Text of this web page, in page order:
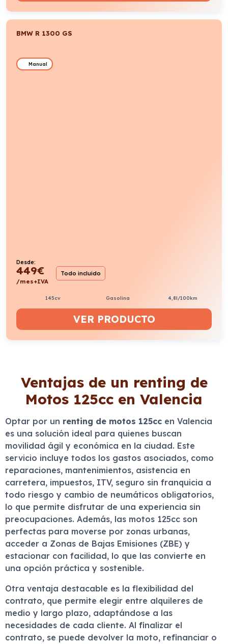
BMW R 1300 GS
Manual
Desde:
449€
/mes+IVA
Todo incluido
145cv Gasolina 4,8l/100km
VER PRODUCTO
Ventajas de un renting de
Motos 125cc en Valencia
Optar por un renting de motos 125cc en Valencia
es una solución ideal para quienes buscan
movilidad ágil y económica en la ciudad. Este
servicio incluye todos los gastos asociados, como
reparaciones, mantenimientos, asistencia en
carretera, impuestos, ITV, seguro sin franquicia a
todo riesgo y cambio de neumáticos obligatorios,
lo que permite disfrutar de una experiencia sin
preocupaciones. Además, las motos 125cc son
perfectas para moverse por zonas urbanas,
acceder a Zonas de Bajas Emisiones (ZBE) y
estacionar con facilidad, lo que las convierte en
una opción práctica y sostenible.
Otra ventaja destacable es la flexibilidad del
contrato, que permite elegir entre alquileres de
medio y largo plazo, adaptándose a las
necesidades de cada cliente. Al finalizar el
contrato, se puede devolver la moto, refinanciar o